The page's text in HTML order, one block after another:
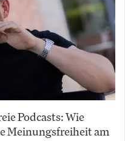
Podcasts: Wie
Meinungsfreiheit am